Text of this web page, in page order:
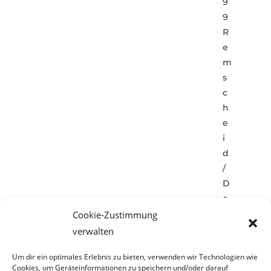
Cookie-Zustimmung
verwalten
Um dir ein optimales Erlebnis zu bieten, verwenden wir Technologien wie
Cookies, um Geräteinformationen zu speichern und/oder darauf
9
R
e
m
s
c
h
e
i
d
/
D
e
c